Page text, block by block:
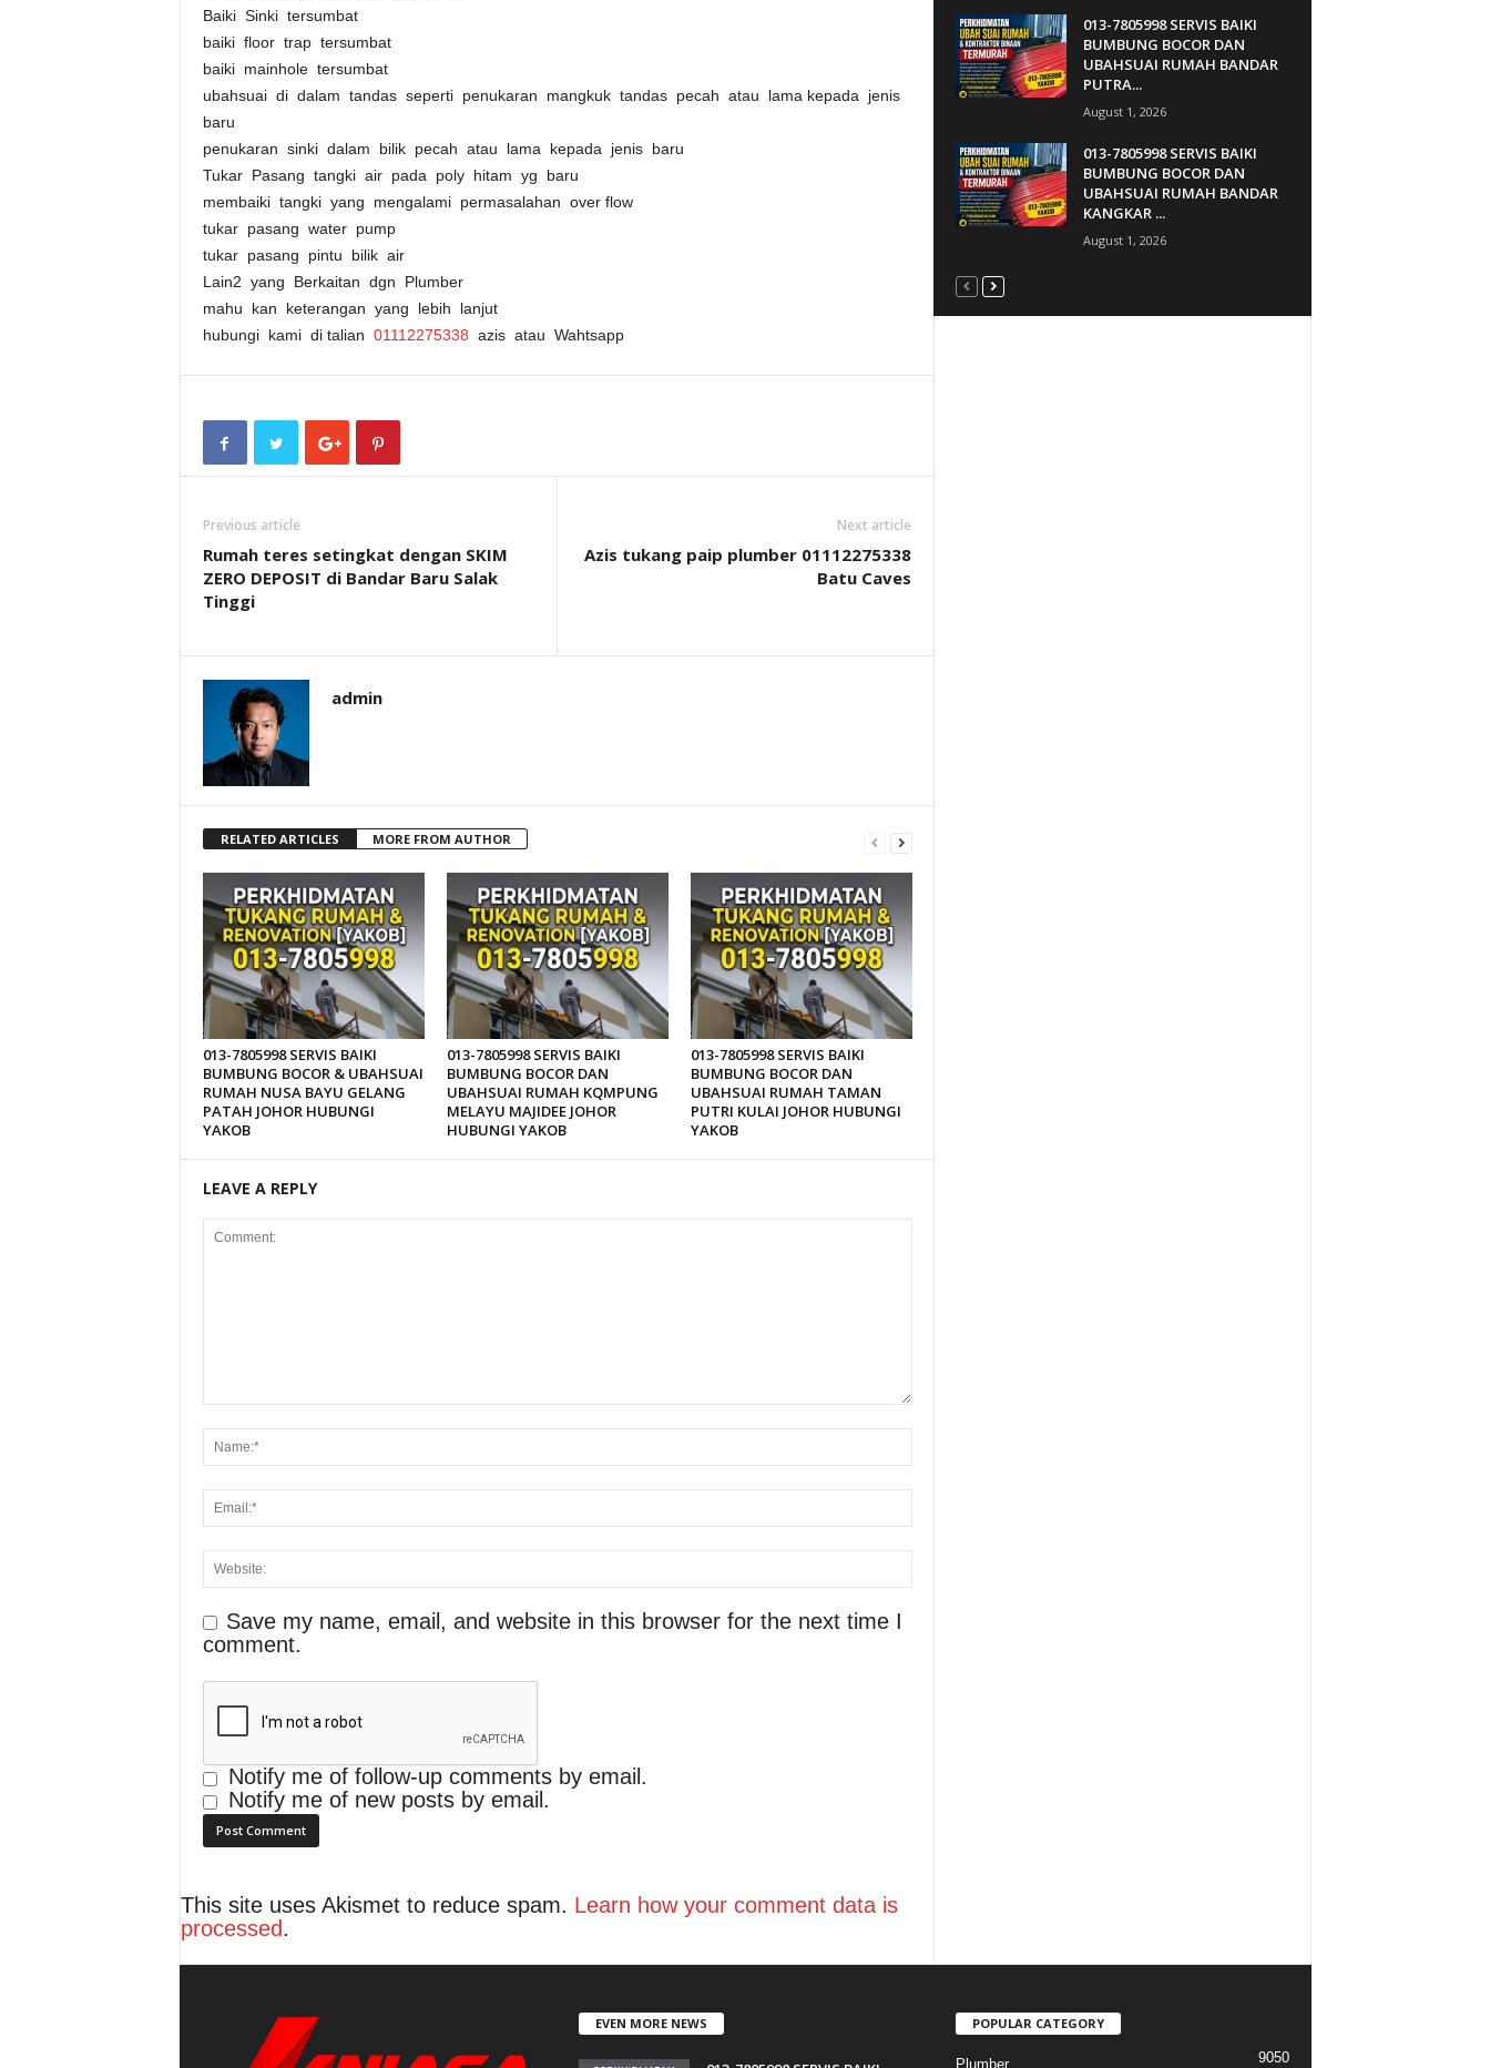
Baiki Sinki tersumbat
baiki floor trap tersumbat
baiki mainhole tersumbat
ubahsuai di dalam tandas seperti penukaran mangkuk tandas pecah atau lama kepada jenis
baru
penukaran sinki dalam bilik pecah atau lama kepada jenis baru
Tukar Pasang tangki air pada poly hitam yg baru
membaiki tangki yang mengalami permasalahan over flow
tukar pasang water pump
tukar pasang pintu bilik air
Lain2 yang Berkaitan dgn Plumber
mahu kan keterangan yang lebih lanjut
hubungi kami di talian 01112275338 azis atau Wahtsapp
Previous article
Rumah teres setingkat dengan SKIM
ZERO DEPOSIT di Bandar Baru Salak
Tinggi
Next article
Azis tukang paip plumber 01112275338
Batu Caves
admin
RELATED ARTICLES MORE FROM AUTHOR
013-7805998 SERVIS BAIKI
BUMBUNG BOCOR & UBAHSUAI
RUMAH NUSA BAYU GELANG
PATAH JOHOR HUBUNGI
YAKOB
013-7805998 SERVIS BAIKI
BUMBUNG BOCOR DAN
UBAHSUAI RUMAH KQMPUNG
MELAYU MAJIDEE JOHOR
HUBUNGI YAKOB
013-7805998 SERVIS BAIKI
BUMBUNG BOCOR DAN
UBAHSUAI RUMAH TAMAN
PUTRI KULAI JOHOR HUBUNGI
YAKOB
LEAVE A REPLY
Save my name, email, and website in this browser for the next time I
comment.
Notify me of follow-up comments by email.
Notify me of new posts by email.
This site uses Akismet to reduce spam. Learn how your comment data is
processed.
013-7805998 SERVIS BAIKI
BUMBUNG BOCOR DAN
UBAHSUAI RUMAH BANDAR
PUTRA...
August 1, 2026
013-7805998 SERVIS BAIKI
BUMBUNG BOCOR DAN
UBAHSUAI RUMAH BANDAR
KANGKAR ...
August 1, 2026
EVEN MORE NEWS POPULAR CATEGORY
Plumber 9050